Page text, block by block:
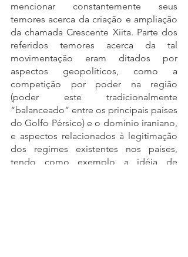
mencionar constantemente seus
temores acerca da criação e ampliação
da chamada Crescente Xiita. Parte dos
referidos temores acerca da tal
movimentação eram ditados por
aspectos geopolíticos, como a
competição por poder na região
(poder este tradicionalmente
“balanceado” entre os principais países
do Golfo Pérsico) e o domínio iraniano,
e aspectos relacionados à legitimação
dos regimes existentes nos países,
tendo como exemplo a idéia de